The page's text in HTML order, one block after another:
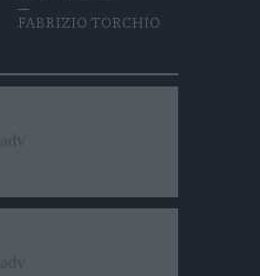
FABRIZIO TORCHIO